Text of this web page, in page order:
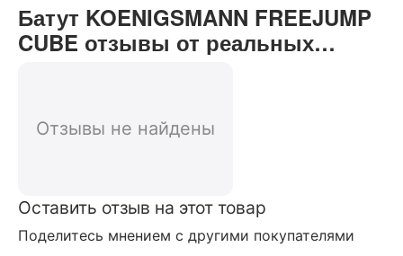
Батут KOENIGSMANN FREEJUMP
CUBE отзывы от реальных
Отзывы не найдены
Оставить отзыв на этот товар
Поделитесь мнением с другими покупателями